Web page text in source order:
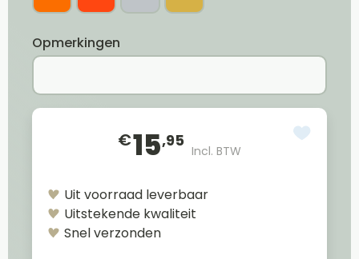
Opmerkingen
€15,95
Incl. BTW
Uit voorraad leverbaar
Uitstekende kwaliteit
Snel verzonden